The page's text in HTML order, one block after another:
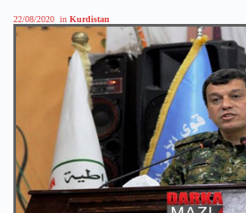
22/08/2020 in Kurdistan